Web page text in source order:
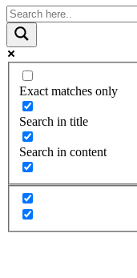
Exact matches only
Search in title
Search in content